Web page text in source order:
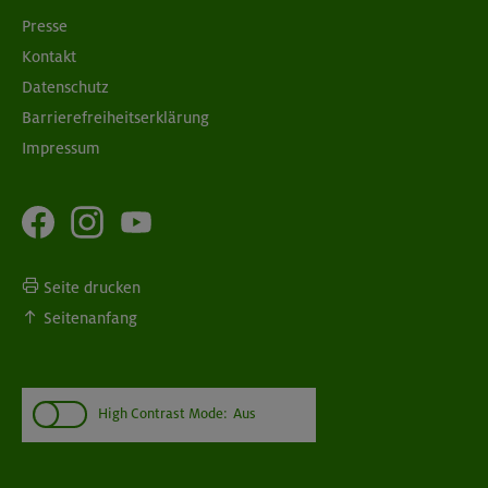
Presse
Kontakt
Datenschutz
Barrierefreiheitserklärung
Impressum
Seite drucken
Seitenanfang
High Contrast Mode: Aus